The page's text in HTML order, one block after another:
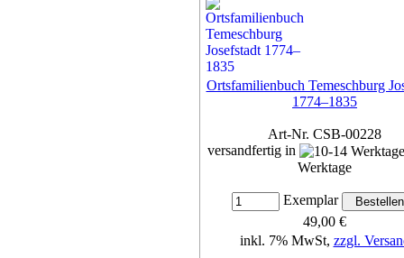
Ortsfamilienbuch Temeschburg
1774–1835
Art-Nr. CSB-00228
versandfertig in
Werktage
Exemplar
49,00 €
inkl. 7% MwSt, zzgl.